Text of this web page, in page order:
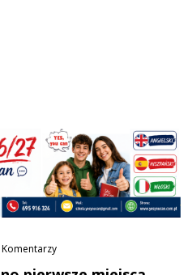
/
miejsca parkingowe dla
Tumblr
0 Reddit Share
Komentarzy